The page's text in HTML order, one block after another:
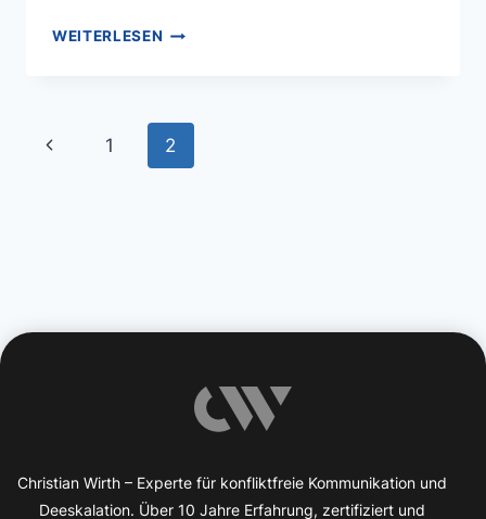
WEITERLESEN
1 2
Christian Wirth – Experte für konfliktfreie Kommunikation und
Deeskalation. Über 10 Jahre Erfahrung, zertifiziert und